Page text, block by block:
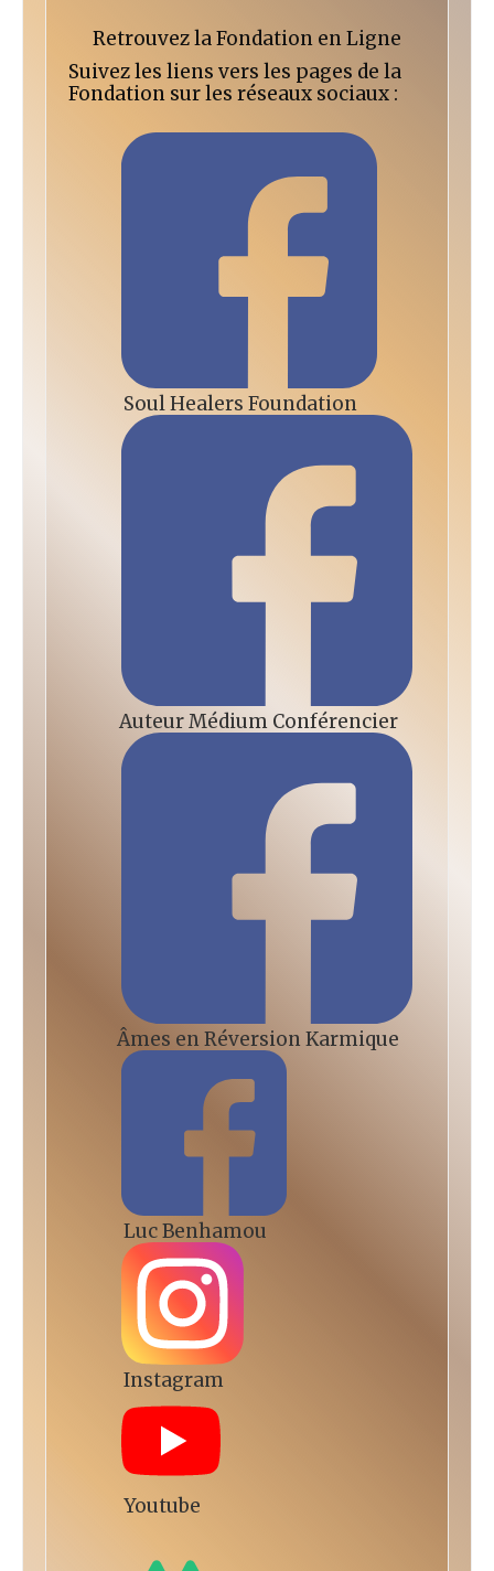
Retrouvez la Fondation en Ligne
Suivez les liens vers les pages de la
Fondation sur les réseaux sociaux :
Soul Healers Foundation
Auteur Médium Conférencier
Âmes en Réversion Karmique
Luc Benhamou
Instagram
Youtube